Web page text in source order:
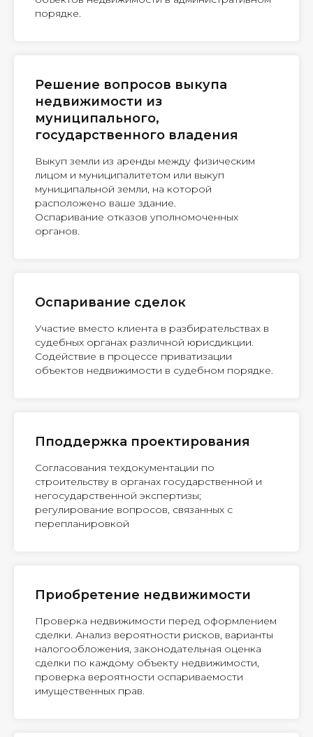
порядке.
Решение вопросов выкупа
недвижимости из
муниципального,
государственного владения
Выкуп земли из аренды между физическим
лицом и муниципалитетом или выкуп
муниципальной земли, на которой
расположено ваше здание.
Оспаривание отказов уполномоченных
органов.
Оспаривание сделок
Участие вместо клиента в разбирательствах в
судебных органах различной юрисдикции.
Содействие в процессе приватизации
объектов недвижимости в судебном порядке.
Пподдержка проектирования
Согласования техдокументации по
строительству в органах государственной и
негосударственной экспертизы;
регулирование вопросов, связанных с
перепланировкой
Приобретение недвижимости
Проверка недвижимости перед оформлением
сделки. Анализ вероятности рисков, варианты
налогообложения, законодательная оценка
сделки по каждому объекту недвижимости,
проверка вероятности оспариваемости
имущественных прав.